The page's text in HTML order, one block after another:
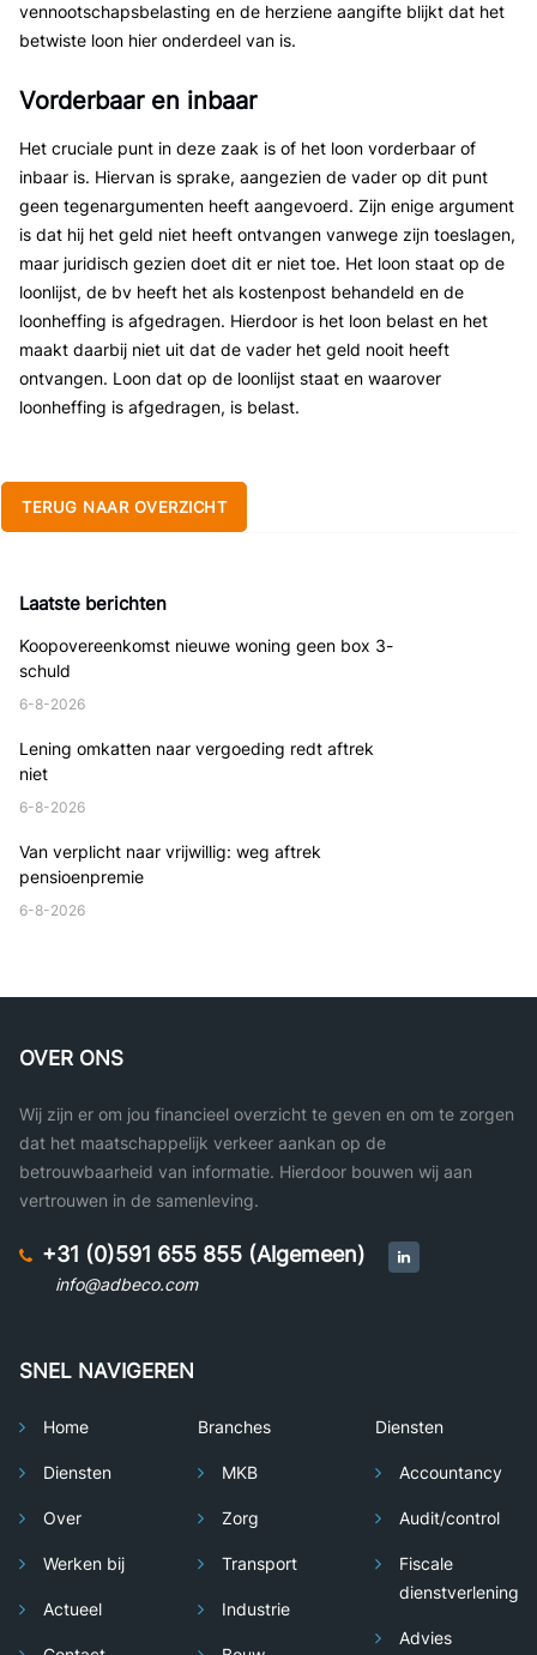
vennootschapsbelasting en de herziene aangifte blijkt dat het
betwiste loon hier onderdeel van is.
Vorderbaar en inbaar
Het cruciale punt in deze zaak is of het loon vorderbaar of
inbaar is. Hiervan is sprake, aangezien de vader op dit punt
geen tegenargumenten heeft aangevoerd. Zijn enige argument
is dat hij het geld niet heeft ontvangen vanwege zijn toeslagen,
maar juridisch gezien doet dit er niet toe. Het loon staat op de
loonlijst, de bv heeft het als kostenpost behandeld en de
loonheffing is afgedragen. Hierdoor is het loon belast en het
maakt daarbij niet uit dat de vader het geld nooit heeft
ontvangen. Loon dat op de loonlijst staat en waarover
loonheffing is afgedragen, is belast.
TERUG NAAR OVERZICHT
Laatste berichten
Koopovereenkomst nieuwe woning geen box 3-
schuld
6-8-2026
Lening omkatten naar vergoeding redt aftrek
niet
6-8-2026
Van verplicht naar vrijwillig: weg aftrek
pensioenpremie
6-8-2026
OVER ONS
Wij zijn er om jou financieel overzicht te geven en om te zorgen
dat het maatschappelijk verkeer aankan op de
betrouwbaarheid van informatie. Hierdoor bouwen wij aan
vertrouwen in de samenleving.
+31 (0)591 655 855 (Algemeen)
info@adbeco.com
SNEL NAVIGEREN
Home
Diensten
Over
Werken bij
Actueel
Branches
MKB
Zorg
Transport
Industrie
Diensten
Accountancy
Audit/control
Fiscale
dienstverlening
Advies